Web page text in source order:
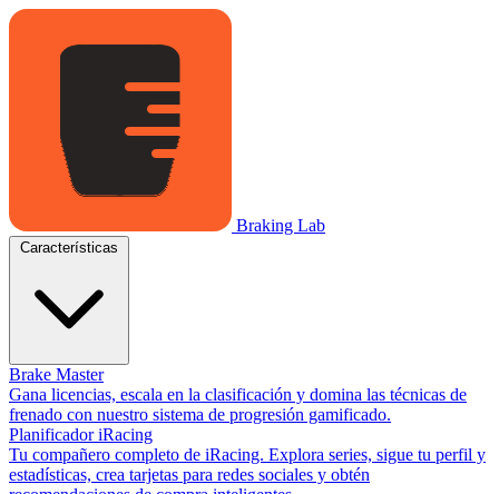
Braking Lab
Brake Master
Gana licencias, escala en la clasificación y domina las técnicas de
frenado con nuestro sistema de progresión gamificado.
Planificador iRacing
Tu compañero completo de iRacing. Explora series, sigue tu perfil y
estadísticas, crea tarjetas para redes sociales y obtén